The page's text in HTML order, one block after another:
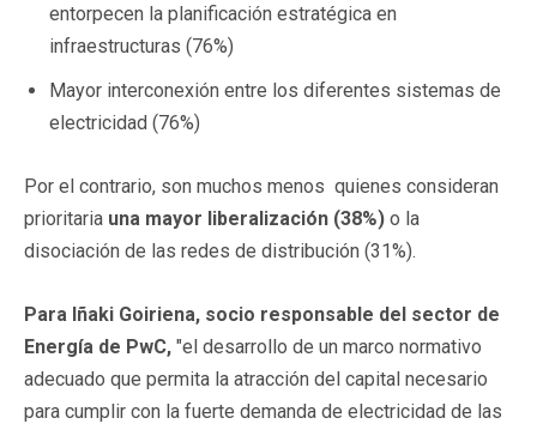
entorpecen la planificación estratégica en
infraestructuras (76%)
Mayor interconexión entre los diferentes sistemas de
electricidad (76%)
Por el contrario, son muchos menos quienes consideran
prioritaria una mayor liberalización (38%) o la
disociación de las redes de distribución (31%).
Para Iñaki Goiriena, socio responsable del sector de
Energía de PwC, "el desarrollo de un marco normativo
adecuado que permita la atracción del capital necesario
para cumplir con la fuerte demanda de electricidad de las